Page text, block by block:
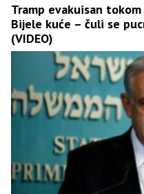
Tramp evakuisan
Bijele kuće – čuli se
(VIDEO)